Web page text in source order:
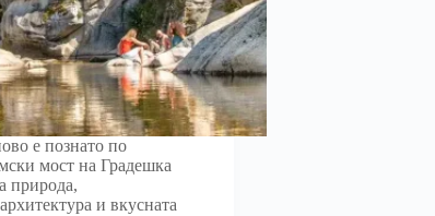
е познато по
мост на Градешка
природа,
и вкусната